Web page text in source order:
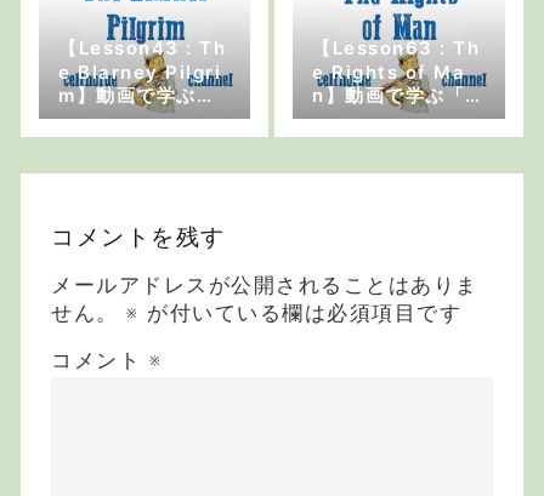
【Lesson43 : Th
e Blarney Pilgri
m】動画で学ぶ
「はじめよう！ア
イリッシュ・セッ
【Lesson63 : Th
e Rights of Ma
n】動画で学ぶ「は
じめよう！アイリ
ッシュ・セッショ
コメントを残す
メールアドレスが公開されることはありま
せん。
※ が付いている欄は必須項目です
コメント ※